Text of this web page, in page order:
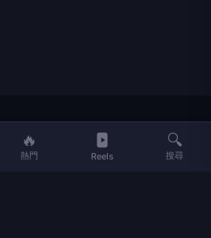
訊平台，提供即時新聞、生活、健康、
🔥
熱門 Reels
🔍
搜尋